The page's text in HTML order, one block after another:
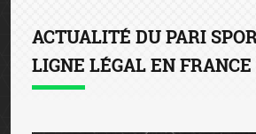
ACTUALITÉ DU PARI
LIGNE LÉGAL EN FRANCE